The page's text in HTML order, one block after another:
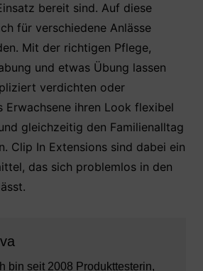
bereit sind. Auf diese
für verschiedene Anlässe
Mit der richtigen Pflege,
und etwas Übung lassen
verdichten oder
Erwachsene ihren Look flexibel
gleichzeitig den Familienalltag
Clip In Extensions sind dabei ein
das sich problemlos in den
bin seit 2008 Produkttesterin,